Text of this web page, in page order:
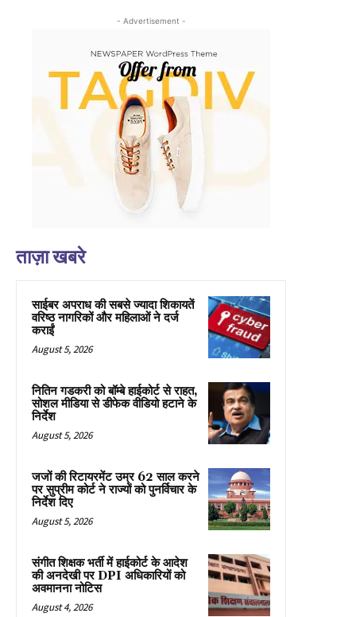
- Advertisement -
ताज़ा खबरे
साईबर अपराध की सबसे ज्यादा शिकायतें
वरिष्ठ नागरिकों और महिलाओं ने दर्ज
कराईं
August 5, 2026
नितिन गडकरी को बॉम्बे हाईकोर्ट से राहत,
सोशल मीडिया से डीफेक वीडियो हटाने के
निर्देश
August 5, 2026
जजों की रिटायरमेंट उम्र 62 साल करने
पर सुप्रीम कोर्ट ने राज्यों को पुनर्विचार के
निर्देश दिए
August 5, 2026
संगीत शिक्षक भर्ती में हाईकोर्ट के आदेश
की अनदेखी पर DPI अधिकारियों को
अवमानना नोटिस
August 4, 2026